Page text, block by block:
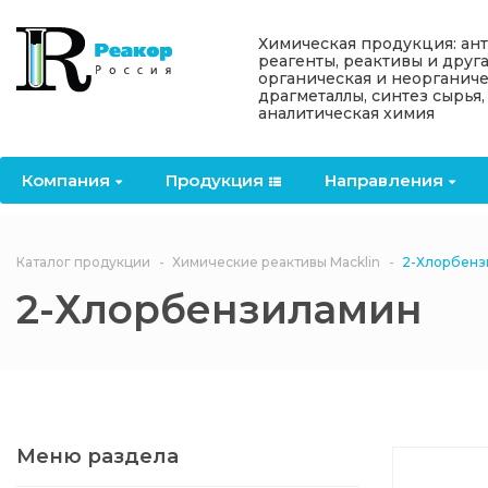
Компания Продукция Направления
Назад
Компания
Лицензии
Документы
Филиалы
Назад
Продукция
OceanСhem
Антипирены
антипирены
Химические реагенты
3ASenrise
Назад
Направления
Отвердители
Назад
Информация
Акции
Политика
конфиденциальности
Химическая продукция:
реагенты, реактивы и
органическая и
драгметаллы, синтез сырья,
аналитическая химия
Каталог продукции Химические реактивы Macklin 2-
2-Хлорбензиламин
Меню раздела